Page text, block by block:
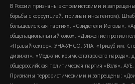
В России признаны экстремистскими и
борьбы с коррупцией, признан иноагентом),
большевистская партия», «Свидетели Иеговы»,
общенациональный союз», «Движение против
«Правый сектор», УНА-УНСО, УПА, «Тризуб им.
дивижн», «Меджлис крымскотатарского народа»,
общероссийская политическая партия «Воля»,
Признаны террористическими и запрещены: